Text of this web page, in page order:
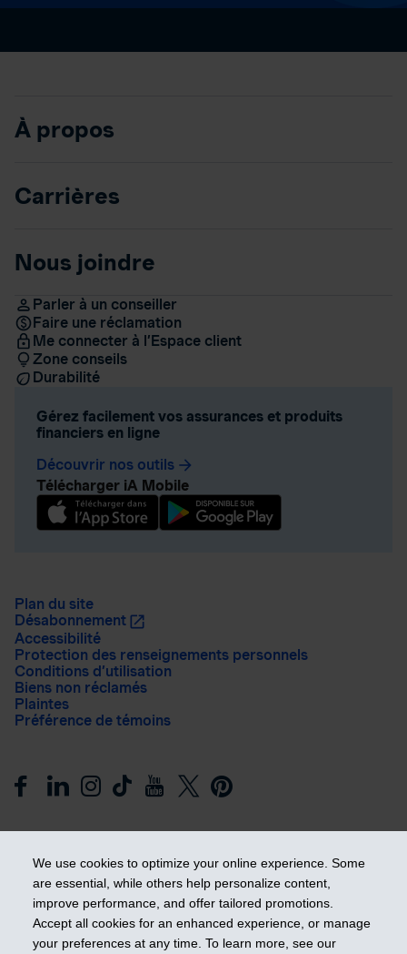
We use cookies to optimize your online experience. Some
are essential, while others help personalize content,
improve performance, and offer tailored promotions.
Accept all cookies for an enhanced experience, or manage
your preferences at any time. To learn more, see our
À propos
Carrières
Nous joindre
Parler à un conseiller
Faire une réclamation
Me connecter à l’Espace client
Zone conseils
Durabilité
Gérez facilement vos assurances et produits
financiers en ligne
Découvrir nos outils arrow_forward
Télécharger iA Mobile
Plan du site
Désabonnement
Accessibilité
Protection des renseignements personnels
Conditions d’utilisation
Biens non réclamés
Plaintes
Préférence de témoins
Prendre les devants